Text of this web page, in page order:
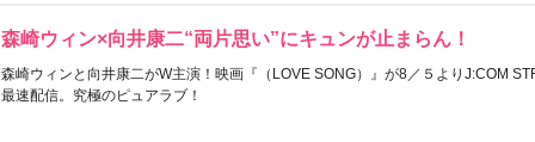
森崎ウィン×向井康二“両片思い”にキュンが止まらん！
森崎ウィンと向井康二がW主演！映画『（LOVE SONG）』が8／５よりJ:COM
最速配信。究極のピュアラブ！